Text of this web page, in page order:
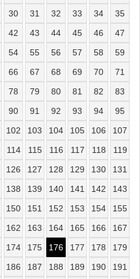
30 31 32 33 34
35
42 43 44 45 46
47
54 55 56 57 58
59
66 67 68 69 70
71
78 79 80 81 82
83
90 91 92 93 94
95
102 103 104 105 106
107
114 115 116 117 118
119
126 127 128 129 130
131
138 139 140 141 142
143
150 151 152 153 154
155
162 163 164 165 166
167
174 175 176 177 178
179
186 187 188 189 190
191